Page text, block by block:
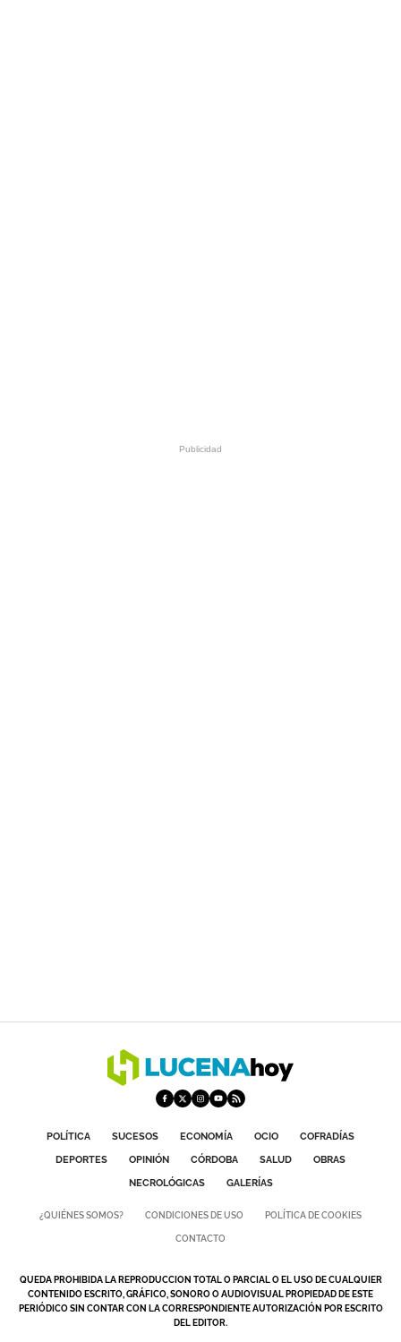
POLÍTICA SUCESOS ECONOMÍA OCIO
COFRADÍAS
DEPORTES
OPINIÓN CÓRDOBA SALUD
OBRAS
NECROLÓGICAS
GALERÍAS
¿QUIÉNES SOMOS? CONDICIONES DE USO POLÍTICA DE COOKIES
CONTACTO
QUEDA PROHIBIDA LA REPRODUCCION TOTAL O PARCIAL O EL USO DE CUALQUIER
CONTENIDO ESCRITO, GRÁFICO, SONORO O AUDIOVISUAL PROPIEDAD DE ESTE
PERIÓDICO SIN CONTAR CON LA CORRESPONDIENTE AUTORIZACIÓN POR ESCRITO
DEL EDITOR.